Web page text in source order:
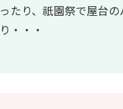
ったり、祇園祭で屋台
り・・・